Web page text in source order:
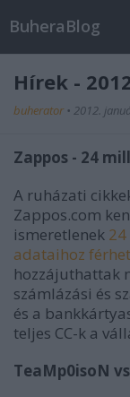
BuheraBlog
Hírek -
buherator • 2012.
Zappos - 24
A ruházati
Zappos.com
ismeretlenek
adataihoz
hozzájuthattak
számlázási és
és a
teljes CC-k a
TeaMp0isoN